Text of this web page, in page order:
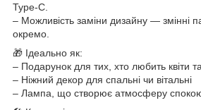
Type-C.
– Можливість заміни дизайну — змінні
окремо.
🎁 Ідеально як:
– Подарунок для тих, хто любить квіти
– Ніжний декор для спальні чи вітальні
– Лампа, що створює атмосферу